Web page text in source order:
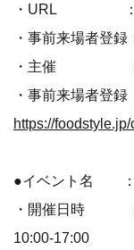
・URL ：
・事前来場者登録
・主催 ：
・事前来場者登
https://
●イベント名 ：
・開催日時 ：
10:00-17:00